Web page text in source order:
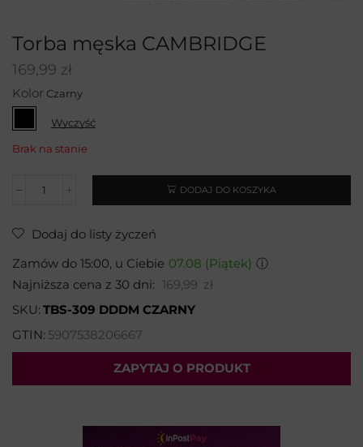
Torba męska CAMBRIDGE
169,99 zł
Kolor
Wyczyść
Brak na stanie
DODAJ DO KOSZYKA
Dodaj do listy życzeń
Zamów do 15:00, u Ciebie 07.08 (Piątek) ⓘ
Najniższa cena z 30 dni:
169,99 zł
SKU: TBS-309 DDDM CZARNY
GTIN: 5907538206667
ZAPYTAJ O PRODUKT
Wybierz temat: